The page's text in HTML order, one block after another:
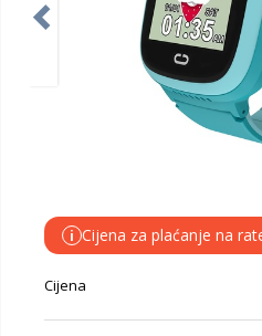
i Cijena za plaćanje na
Cijena